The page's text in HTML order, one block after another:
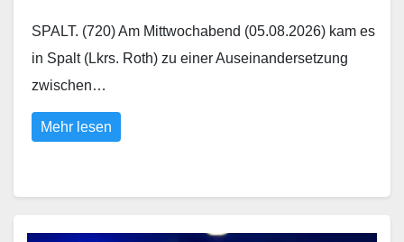
SPALT. (720) Am Mittwochabend (05.08.2026) kam es
in Spalt (Lkrs. Roth) zu einer Auseinandersetzung
zwischen…
Mehr lesen